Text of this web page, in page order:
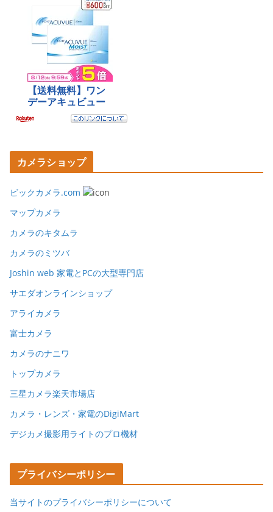
カメラショップ
ビックカメラ.com
マップカメラ
カメラのキタムラ
カメラのミツバ
Joshin web 家電とPCの大型専門店
サエダオンラインショップ
アライカメラ
富士カメラ
カメラのナニワ
トップカメラ
三星カメラ楽天市場店
カメラ・レンズ・家電のDigiMart
デジカメ撮影用ライトのプロ機材
プライバシーポリシー
当サイトのプライバシーポリシーについて